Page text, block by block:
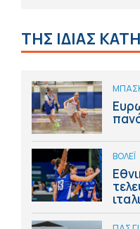
ΤΗΣ ΙΔΙΑΣ
ΒΟΛΕΪ